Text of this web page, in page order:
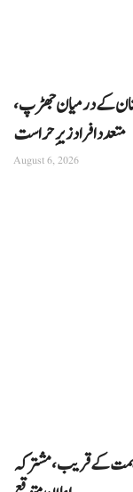
کے درمیان جھڑپ،
متعدد افراد زیرِ حراست
August 6, 2026
کے قریب، مشترکہ